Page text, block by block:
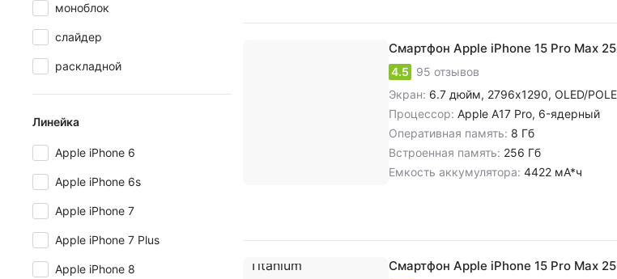
моноблок
слайдер
раскладной
Линейка
Apple iPhone 6
Apple iPhone 6s
Apple iPhone 7
Apple iPhone 7 Plus
Apple iPhone 8
Смартфон Apple iPhone 15 Pro Max
4.5
95 отзывов
Экран: 6.7 дюйм, 2796x1290, OLED/
Процессор: Apple A17 Pro, 6-ядерный
Оперативная память: 8 Гб
Встроенная память: 256 Гб
Емкость аккумулятора: 4422 мА*ч
Смартфон Apple iPhone 15 Pro Max